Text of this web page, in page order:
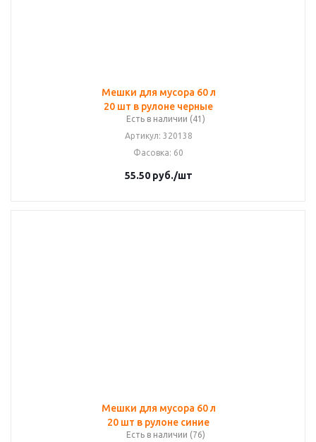
Мешки для мусора 60 л
20 шт в рулоне черные
Есть в наличии (41)
Артикул: 320138
Фасовка: 60
55.50руб./шт
Мешки для мусора 60 л
20 шт в рулоне синие
Есть в наличии (76)